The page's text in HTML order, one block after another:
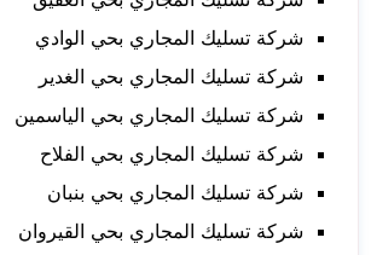
شركة تسليك المجاري بحي الوادي
شركة تسليك المجاري بحي الغدير
شركة تسليك المجاري بحي الياسمين
شركة تسليك المجاري بحي الفلاح
شركة تسليك المجاري بحي بنبان
شركة تسليك المجاري بحي القيروان